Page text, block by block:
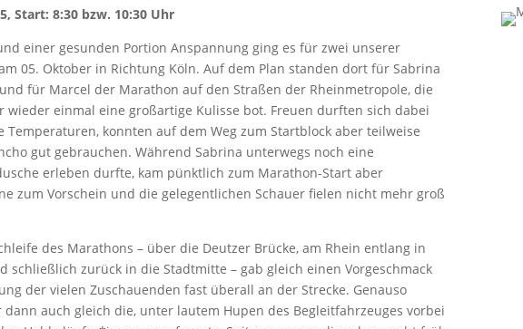
Start: 8:30 bzw. 10:30 Uhr
einer gesunden Portion Anspannung ging es für zwei unserer
05. Oktober in Richtung Köln. Auf dem Plan standen dort für Sabrina
für Marcel der Marathon auf den Straßen der Rheinmetropole, die
wieder einmal eine großartige Kulisse bot. Freuen durften sich dabei
Temperaturen, konnten auf dem Weg zum Startblock aber teilweise
gut gebrauchen. Während Sabrina unterwegs noch eine
erleben durfte, kam pünktlich zum Marathon-Start aber
zum Vorschein und die gelegentlichen Schauer fielen nicht mehr groß
des Marathons – über die Deutzer Brücke, am Rhein entlang in
schließlich zurück in die Stadtmitte – gab gleich einen Vorgeschmack
der vielen Zuschauenden fast überall an der Strecke. Genauso
auch gleich die, unter lautem Hupen des Begleitfahrzeuges vorbei